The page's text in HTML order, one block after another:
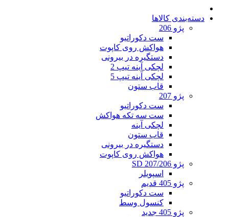
دسته‌بندی کالاها
پژو 206
ست دکوراتیو
هواکش روی کاپوت
دستگیره در بیرونی
لچکی آینه تیپ 2
لچکی آینه تیپ 5
قاب ستون
پژو 207
ست دکوراتیو
ست سه تکه هواکش
لچکی آینه
قاب ستون
دستگیره در بیرونی
هواکش روی کاپوت
پژو 207/206 SD
اسپویلر
پژو 405 قدیم
ست دکوراتیو
کنسول وسط
پژو 405 جدید